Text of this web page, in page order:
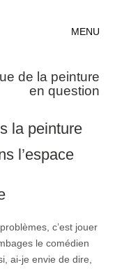
MENU
de la peinture
en question
la peinture
l’espace
c’est jouer
le comédien
ai-je envie de dire,